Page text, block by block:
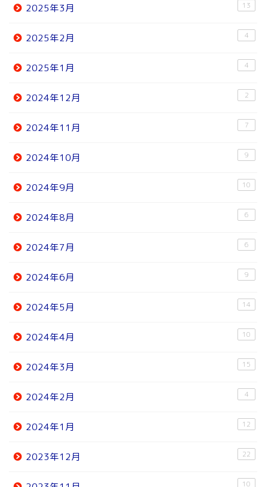
2025年3月 13
2025年2月 4
2025年1月 4
2024年12月 2
2024年11月 7
2024年10月 9
2024年9月 10
2024年8月 6
2024年7月 6
2024年6月 9
2024年5月 14
2024年4月 10
2024年3月 15
2024年2月 4
2024年1月 12
2023年12月 22
10